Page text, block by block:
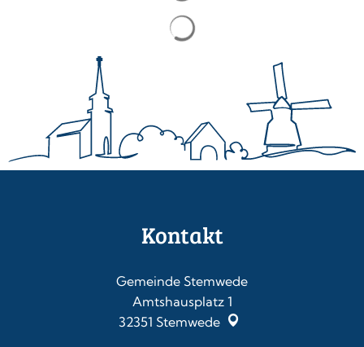
Kontakt
Gemeinde Stemwede
Amtshausplatz 1
32351 Stemwede